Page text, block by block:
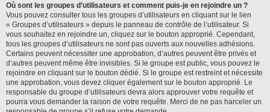
Où sont les groupes d’utilisateurs et comment puis-je en rejoindre un ?
Vous pouvez consulter tous les groupes d’utilisateurs en cliquant sur le lien
« Groupes d’utilisateurs » depuis le panneau de contrôle de l’utilisateur. Si
vous souhaitez en rejoindre un, cliquez sur le bouton approprié. Cependant,
tous les groupes d’utilisateurs ne sont pas ouverts aux nouvelles adhésions.
Certains peuvent nécessiter une approbation, d’autres peuvent être privés et
d’autres peuvent même être invisibles. Si le groupe est public, vous pouvez le
rejoindre en cliquant sur le bouton dédié. Si le groupe est restreint et nécessite
une approbation, vous devez cliquer également sur le bouton approprié. Le
responsable du groupe d’utilisateurs devra alors approuver votre requête et
pourra vous demander la raison de votre requête. Merci de ne pas harceler un